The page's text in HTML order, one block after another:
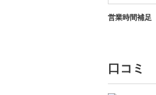
営業時間補足
口コミ